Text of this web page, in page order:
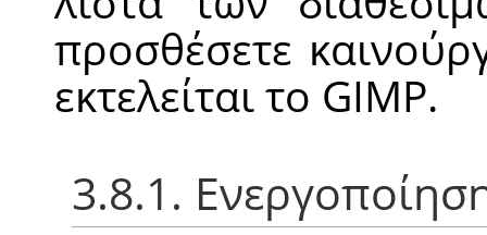
προσθέσετε
εκτελείται το GIMP.
3.8.1.